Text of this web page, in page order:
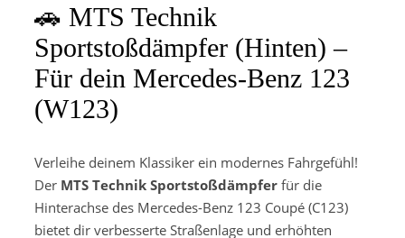
🚗 MTS Technik
Sportstoßdämpfer (Hinten) –
Für dein Mercedes-Benz 123
(W123)
Verleihe deinem Klassiker ein modernes Fahrgefühl!
Der MTS Technik Sportstoßdämpfer für die
Hinterachse des Mercedes-Benz 123 Coupé (C123)
bietet dir verbesserte Straßenlage und erhöhten